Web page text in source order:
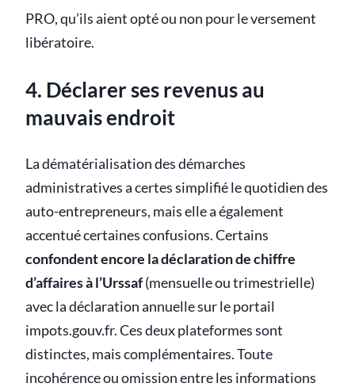
PRO, qu’ils aient opté ou non pour le versement
libératoire.
4. Déclarer ses revenus au
mauvais endroit
La dématérialisation des démarches
administratives a certes simplifié le quotidien des
auto-entrepreneurs, mais elle a également
accentué certaines confusions. Certains
confondent encore la déclaration de chiffre
d’affaires à l’Urssaf(mensuelle ou trimestrielle)
avec la déclaration annuelle sur le portail
impots.gouv.fr. Ces deux plateformes sont
distinctes, mais complémentaires. Toute
incohérence ou omission entre les informations